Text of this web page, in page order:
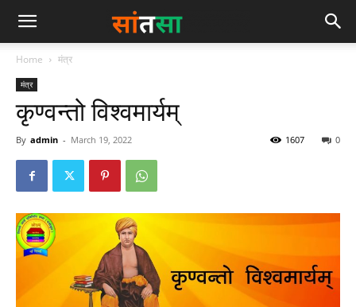
Home मंत्र
मंत्र
कृण्वन्तो विश्वमार्यम्
By admin - March 19, 2022 0
1607